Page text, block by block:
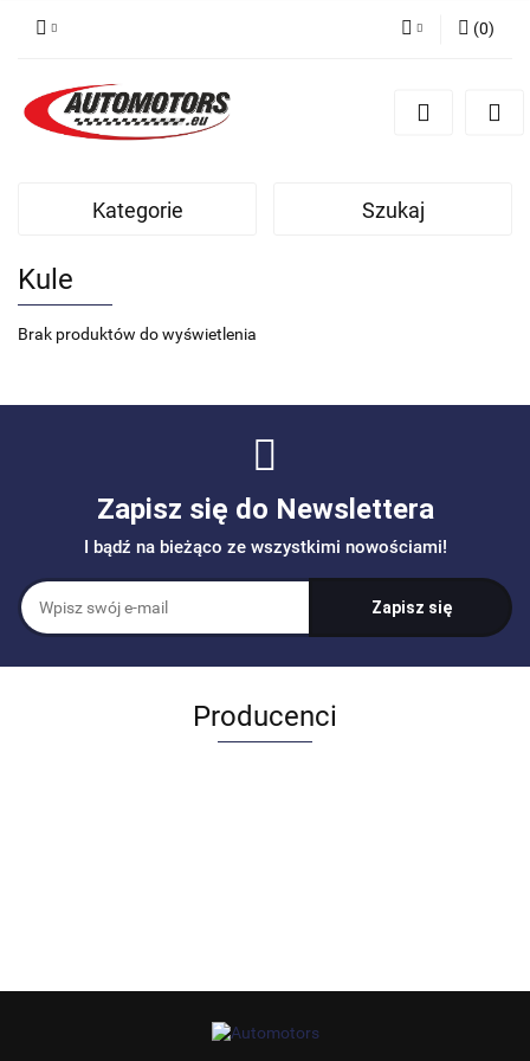
Zarejestruj się
(0)
Kategorie Szukaj
Kule
Brak produktów do wyświetlenia
Zapisz się do Newslettera
I bądź na bieżąco ze wszystkimi nowościami!
Producenci